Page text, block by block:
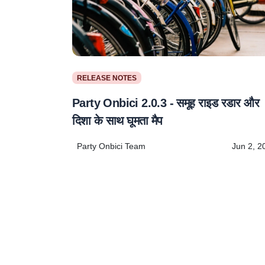
RELEASE NOTES
Party Onbici 2.0.3 - समूह राइड रडार और
दिशा के साथ घूमता मैप
Party Onbici Team Jun 2,